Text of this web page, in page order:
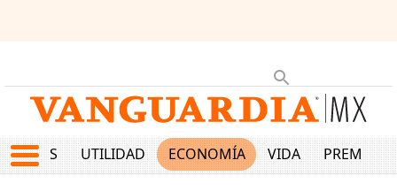
UTILIDAD ECONOMÍA VIDA PREMIUM